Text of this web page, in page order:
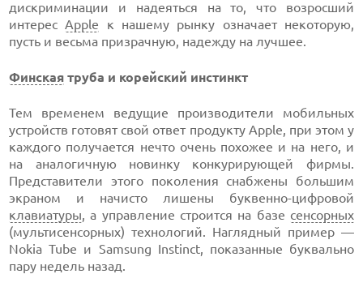
дискриминации и надеяться на то, что возросший
интересApple к нашему рынку означает некоторую,
пусть и весьма призрачную, надежду на лучшее.
Финская труба и корейский инстинкт
Тем временем ведущие производители мобильных
устройств готовят свой ответ продукту Apple, при этом у
каждого получается нечто очень похожее и на него, и
на аналогичную новинку конкурирующей фирмы.
Представители этого поколения снабжены большим
экраном и начисто лишены буквенно-цифровой
клавиатуры, а управление строится на базе сенсорных
(мультисенсорных) технологий. Наглядный пример —
Nokia Tube и Samsung Instinct, показанные буквально
пару недель назад.